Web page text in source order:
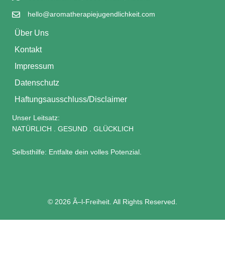
hello@aromatherapiejugendlichkeit.com
Über Uns
Kontakt
Impressum
Datenschutz
Haftungsausschluss/Disclaimer
Unser Leitsatz:
NATÜRLICH . GESUND . GLÜCKLICH
Selbsthilfe: Entfalte dein volles Potenzial.
© 2026 Ã–l-Freiheit. All Rights Reserved.